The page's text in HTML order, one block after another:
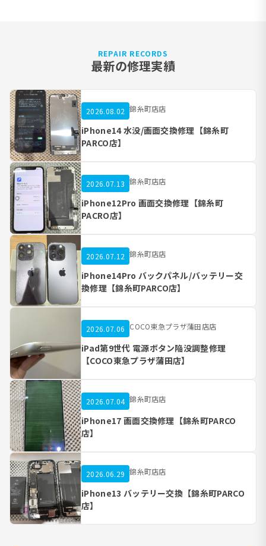
REPAIR RECORDS
最新の修理実績
2026.08.02 錦糸町店店
iPhone14 水没/画面交換修理【錦糸町
PARCO店】
2026.07.13 錦糸町店店
iPhone12Pro 画面交換修理【錦糸町
PACRO店】
2026.07.12 錦糸町店店
iPhone14Pro バックパネル/バッテリー交
換修理【錦糸町PARCO店】
2026.07.06 COCO東急プラザ蒲田店店
iPad第9世代 電源ボタン陥没調整修理
【COCO東急プラザ蒲田店】
2026.07.04 錦糸町店店
iPhone17 画面交換修理【錦糸町PARCO
店】
2026.06.29 錦糸町店店
iPhone13 バッテリー交換【錦糸町PARCO
店】